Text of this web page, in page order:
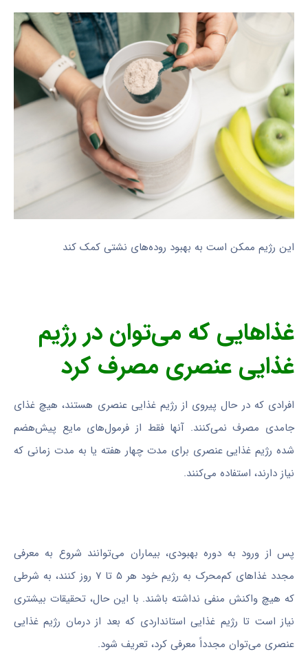
این رژیم ممکن است به بهبود روده‌های نشتی کمک کند
غذاهایی که می‌توان در رژیم
غذایی عنصری مصرف کرد
افرادی که در حال پیروی از رژیم غذایی عنصری هستند، هیچ غذای
جامدی مصرف نمی‌کنند. آنها فقط از فرمول‌های مایع پیش‌هضم
شده رژیم غذایی عنصری برای مدت چهار هفته یا به مدت زمانی که
نیاز دارند، استفاده می‌کنند.
پس از ورود به دوره بهبودی، بیماران می‌توانند شروع به معرفی
مجدد غذاهای کم‌محرک به رژیم خود هر ۵ تا ۷ روز کنند، به شرطی
که هیچ واکنش منفی نداشته باشند. با این حال، تحقیقات بیشتری
نیاز است تا رژیم غذایی استانداردی که بعد از درمان رژیم غذایی
عنصری می‌توان مجدداً معرفی کرد، تعریف شود.